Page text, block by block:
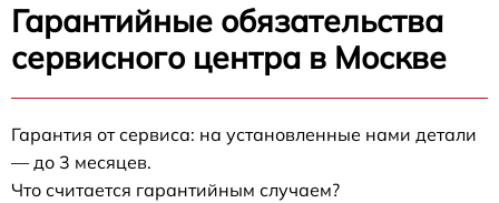
Гарантийные обязательства
сервисного центра в Москве
Гарантия от сервиса: на установленные нами детали
— до 3 месяцев.
Что считается гарантийным случаем?